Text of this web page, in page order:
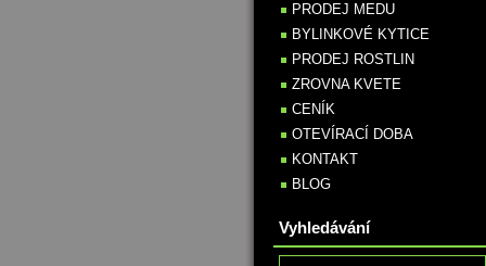
PRODEJ MEDU
BYLINKOVÉ KYTICE
PRODEJ ROSTLIN
ZROVNA KVETE
CENÍK
OTEVÍRACÍ DOBA
KONTAKT
BLOG
Vyhledávání